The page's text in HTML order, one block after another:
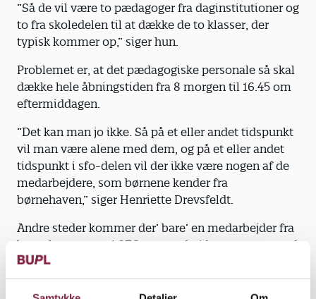
”Så de vil være to pædagoger fra daginstitutioner og
to fra skoledelen til at dække de to klasser, der
typisk kommer op,” siger hun.
Problemet er, at det pædagogiske personale så skal
dække hele åbningstiden fra 8 morgen til 16.45 om
eftermiddagen.
”Det kan man jo ikke. Så på et eller andet tidspunkt
vil man være alene med dem, og på et eller andet
tidspunkt i sfo-delen vil der ikke være nogen af de
medarbejdere, som børnene kender fra
børnehaven,” siger Henriette Drevsfeldt.
Andre steder kommer der’ bare’ en medarbejder fra
børnehaven over i SFO’en og arbejder sammen med
personalet fra SFO’en.
”Her er børnene bare en del af den store pulje af